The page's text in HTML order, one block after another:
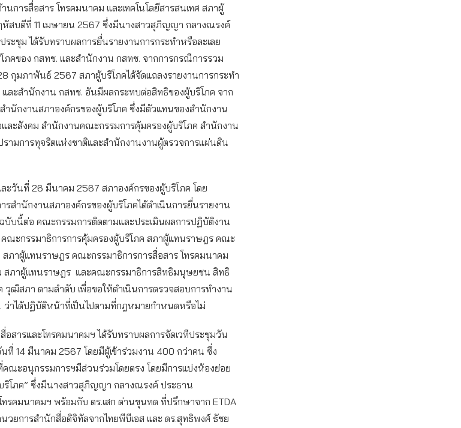
การสื่อสาร โทรคมนาคม และเทคโนโลยีสารสนเทศ สภาผู้
สบดีที่ 11 เมษายน 2567 ซึ่งมีนางสาวสุภิญญา กลางณรงค์
ะชุม ได้รับทราบผลการยื่นรายงานการกระทำหรือละเลย
คของ กสทช. และสำนักงาน กสทช. จากการกรณีการรวม
กุมภาพันธ์ 2567 สภาผู้บริโภคได้จัดแถลงรายงานการกระทำ
และสำนักงาน กสทช. อันมีผลกระทบต่อสิทธิของผู้บริโภค จาก
นักงานสภาองค์กรของผู้บริโภค ซึ่งมีตัวแทนของสำนักงาน
ละสังคม สำนักงานคณะกรรมการคุ้มครองผู้บริโภค สำนักงาน
ามการทุจริตแห่งชาติและสำนักงานงานผู้ตรวจการแผ่นดิน
วันที่ 26 มีนาคม 2567 สภาองค์กรของผู้บริโภค โดย
รสำนักงานสภาองค์กรของผู้บริโภคได้ดำเนินการยื่นรายงาน
บับนี้ต่อ คณะกรรมการติดตามและประเมินผลการปฏิบัติงาน
ณะกรรมาธิการการคุ้มครองผู้บริโภค สภาผู้แทนราษฎร คณะ
ภาผู้แทนราษฎร คณะกรรมาธิการการสื่อสาร โทรคมนาคม
สภาผู้แทนราษฎร และคณะกรรมาธิการสิทธิมนุษยชน สิทธิ
วุฒิสภา ตามลำดับ เพื่อขอให้ดำเนินการตรวจสอบการทำงาน
ว่าได้ปฏิบัติหน้าที่เป็นไปตามที่กฎหมายกำหนดหรือไม่
สารและโทรคมนาคมฯ ได้รับทราบผลการจัดเวทีประชุมวัน
ที่ 14 มีนาคม 2567 โดยมีผู้เข้าร่วมงาน 400 กว่าคน ซึ่ง
ณะอนุกรรมการฯมีส่วนร่วมโดยตรง โดยมีการแบ่งห้องย่อย
ริโภค” ซึ่งมีนางสาวสุภิญญา กลางณรงค์ ประธาน
รคมนาคมฯ พร้อมกับ ดร.เสก ด่านขุนทด ที่ปรึกษาจาก ETDA
ยการสำนักสื่อดิจิทัลจากไทยพีบีเอส และ ดร.สุทธิพงศ์ ธัชย